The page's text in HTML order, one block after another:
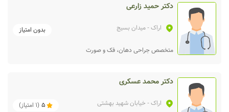
دکتر حمید زارعی
اراک- میدان بسیج بدون امتیاز
متخصص جراحی دهان، فک و صورت
دکتر محمد عسکری
اراک- خیابان شهید بهشتی 5
(
1 امتیاز)